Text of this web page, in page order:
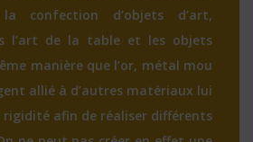
confection d’objets d’art,
l’art de la table et les objets
manière que l’or, métal mou
allié à d’autres matériaux lui
rigidité afin de réaliser différents